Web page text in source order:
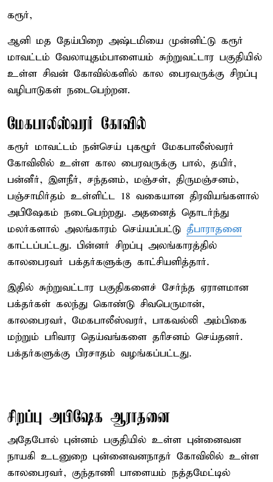
கரூர்,
ஆனி மத தேய்பிறை அஷ்டமியை முன்னிட்டு கரூர்
மாவட்டம் வேலாயுதம்பாளையம் சுற்றுவட்டார பகுதியில்
உள்ள சிவன் கோவில்களில் கால பைரவருக்கு சிறப்பு
வழிபாடுகள் நடைபெற்றன.
மேகபாலீஸ்வரர் கோவில்
கரூர் மாவட்டம் நன்செய் புகழூர் மேகபாலீஸ்வரர்
கோவிலில் உள்ள கால பைரவருக்கு பால், தயிர்,
பன்னீர், இளநீர், சந்தனம், மஞ்சள், திருமஞ்சனம்,
பஞ்சாமிர்தம் உள்ளிட்ட 18 வகையான திரவியங்களால்
அபிஷேகம் நடைபெற்றது. அதனைத் தொடர்ந்து
மலர்களால் அலங்காரம் செய்யப்பட்டு தீபாராதனை
காட்டப்பட்டது. பின்னர் சிறப்பு அலங்காரத்தில்
காலபைரவர் பக்தர்களுக்கு காட்சியளித்தார்.
இதில் சுற்றுவட்டார பகுதிகளைச் சேர்ந்த ஏராளமான
பக்தர்கள் கலந்து கொண்டு சிவபெருமான்,
காலபைரவர், மேகபாலீஸ்வரர், பாகவல்லி அம்பிகை
மற்றும் பரிவார தெய்வங்களை தரிசனம் செய்தனர்.
பக்தர்களுக்கு பிரசாதம் வழங்கப்பட்டது.
சிறப்பு அபிஷேக ஆராதனை
அதேபோல் புன்னம் பகுதியில் உள்ள புன்னைவன
நாயகி உடனுறை புன்னைவனநாதர் கோவிலில் உள்ள
காலபைரவர், குந்தாணி பாளையம் நத்தமேட்டில்